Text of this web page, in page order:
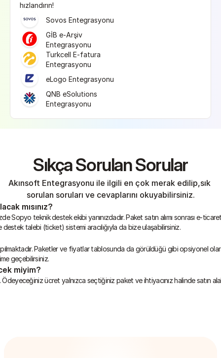
hızlandırın!
Sovos Entegrasyonu
GİB e-Arşiv
Entegrasyonu
Turkcell E-fatura
Entegrasyonu
eLogo Entegrasyonu
QNB eSolutions
Entegrasyonu
Sıkça Sorulan Sorular
Akınsoft Entegrasyonu ile ilgili en çok merak edilip,sık
sorulan soruları ve cevaplarını okuyabilirsiniz.
mısınız?
teknik destek ekibi yanınızdadır. Paket satın alımı sonrası e-ticaret
talebi (ticket) sistemi aracılığıyla da bize ulaşabilirsiniz.
Paketler ve fiyatlar tablosunda da görüldüğü gibi opsiyonel
geçebilirsiniz.
miyim?
ücret yalnızca seçtiğiniz paket ve ihtiyacınız halinde satın